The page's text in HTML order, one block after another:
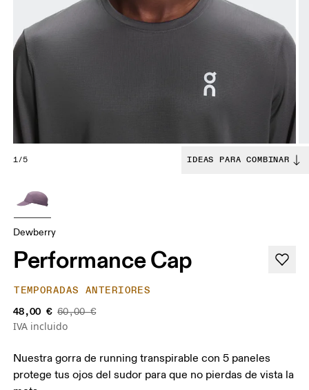
1/5 IDEAS PARA COMBINAR
Dewberry
Performance Cap
TEMPORADAS ANTERIORES
48,00 € 60,00 €
IVA incluido
Nuestra gorra de running transpirable con 5 paneles
protege tus ojos del sudor para que no pierdas de vista la